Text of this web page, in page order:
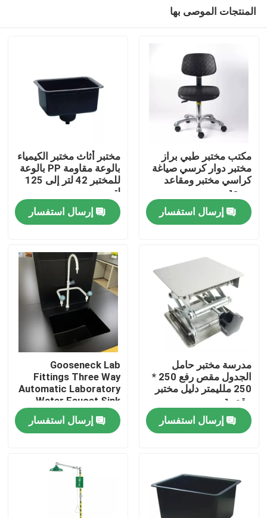
مسكن
منتجات
جولة في المعمل
مراقبة الجودة
اتصل بنا
حالات
أثاث المختبرات الحديثة
أثاث المختبرات المدرسية
مقعد جزيرة المختبر
المنتجات الموصى بها
مكتب مختبر طبي براز
مختبر دوار كرسي صياغة
كراسي مختبر ومقاعد
مربعة
إرسال استفسار
مختبر أثاث مختبر الكيمياء
بالوعة مقاومة PP بالوعة
للمختبر 42 لتر إلى 125
لتر
إرسال استفسار
مدرسة مختبر حامل
الجدول مقص رفع 250 *
250 ملليمتر دليل مختبر
مقصية
إرسال استفسار
Gooseneck Lab
Fittings Three Way
Automatic Laboratory
Water Faucet Sink
Assay
إرسال استفسار